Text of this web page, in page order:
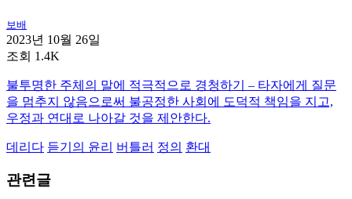
보배
2023년 10월 26일
조회 1.4K
불투명한 주체의 말에 적극적으로 경청하기 – 타자에게 질문
을 멈추지 않음으로써 불공정한 사회에 도덕적 책임을 지고,
우정과 연대로 나아갈 것을 제안한다.
데리다 듣기의 윤리 버틀러 정의 환대
관련글